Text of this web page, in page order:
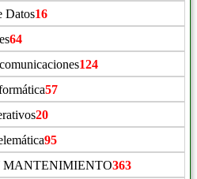
Datos16
64
124
57
20
95
363